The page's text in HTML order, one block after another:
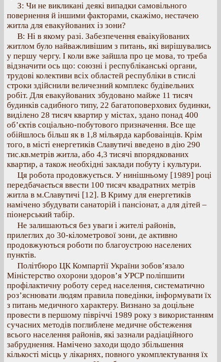
З: Чи не викликані деякі випадки самовільного
повернення й іншими факторами, скажімо, нестачею
житла для евакуйованих із зони?
В: Ні в якому разі. Забезпечення еваікуйованих
житлом було найважливішим з питань, які вирішувались
у першу чергу. І коли вже зайшла про це мова, то треба
відзначити ось що: союзні і республіканські органи,
трудові колективи всіх областей республіки в стислі
строки здійснили величезний комплекс будівельних
робіт. Для евакуйованих збудовано майже 11 тисяч
будинків садибного типу, 22 багатоповерхових будинки,
виділено 28 тисяч квартир у містах, здано понад 400
об’єктів соціально-побутового призначення. Все ще
обійшлось більш як в 1,8 мільярда карбоваінців. Крім
того, в місті енергетиків Славутичі введено в дію 290
тис.кв.метрів житла, або 4,3 тисячі впорядкованих
квартир, а також необхідні заклади побуту і культури.
Ця робота продовжується. У нинішньому [1989] році
передбачається ввести 100 тисяч квадратних метрів
житла в м.Славутичі [12]. В Криму для енергетиків
намічено збудувати санаторій і пансіонат, а для дітей –
піонерський табір.
Не залишаються без уваги і жителі районів,
прилеглих до 30-кілометрової зони, де активно
продовжуються роботи по благоустрою населених
пунктів.
Політбюро ЦК Компартії України зобов’язало
Міністерство охорони здоров’я УРСР поліпшити
профілактичну роботу серед населення, систематично
роз’яснювати людям правила поведінки, інформувати їх
з питань медичного характеру. Визнано за доцільне
провести в першому півріччі 1989 року з використанням
сучасних методів поглиблене медичне обстеження
всього населення районів, які зазнали радіаційного
забруднення. Намічено заходи щодо збільшення
кількості місць у лікарнях, повного укомплектування їх